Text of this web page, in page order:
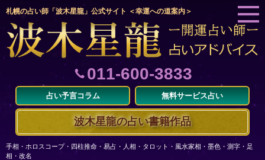
札幌の占い師「波木星龍」公式サイト ＜幸運への道案内＞
011-600-3833
占い予言コラム 無料サービス占い
波木星龍の占い書籍作品
手相・ホロスコープ・四柱推命・易占・人相・タロット・風水家相・墨色・測字・足
相・改名